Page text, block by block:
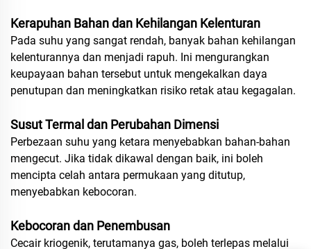
Kerapuhan Bahan dan Kehilangan Kelenturan
Pada suhu yang sangat rendah, banyak bahan kehilangan
kelenturannya dan menjadi rapuh. Ini mengurangkan
keupayaan bahan tersebut untuk mengekalkan daya
penutupan dan meningkatkan risiko retak atau kegagalan.
Susut Termal dan Perubahan Dimensi
Perbezaan suhu yang ketara menyebabkan bahan-bahan
mengecut. Jika tidak dikawal dengan baik, ini boleh
mencipta celah antara permukaan yang ditutup,
menyebabkan kebocoran.
Kebocoran dan Penembusan
Cecair kriogenik, terutamanya gas, boleh terlepas melalui